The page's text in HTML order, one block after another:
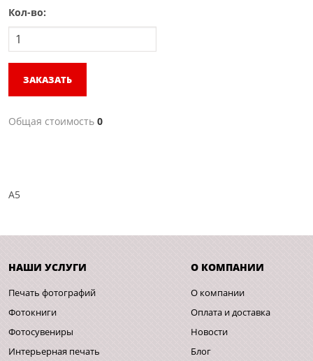
Кол-во:
ЗАКАЗАТЬ
Общая стоимость 0
A5
НАШИ УСЛУГИ
Печать фотографий
Фотокниги
Фотосувениры
Интерьерная печать
О КОМПАНИИ
О компании
Оплата и доставка
Новости
Блог